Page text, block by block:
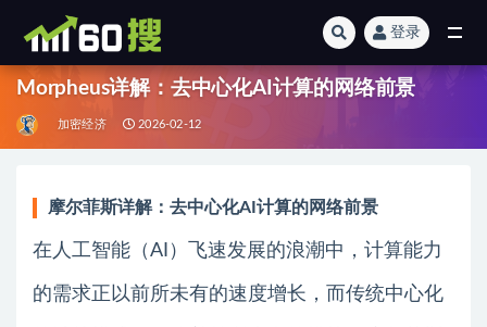
登录
Morpheus详解：去中心化AI计算的网络前景
加密经济 2026-02-12
摩尔菲斯详解：去中心化AI计算的网络前景
在人工智能（AI）飞速发展的浪潮中，计算能力
的需求正以前所未有的速度增长，而传统中心化